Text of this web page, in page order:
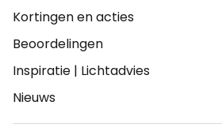
Kortingen en acties
Beoordelingen
Inspiratie | Lichtadvies
Nieuws